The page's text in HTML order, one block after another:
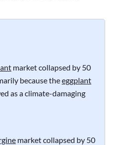
market collapsed by 50
because theeggplant
as a climate-damaging
market collapsed by 50